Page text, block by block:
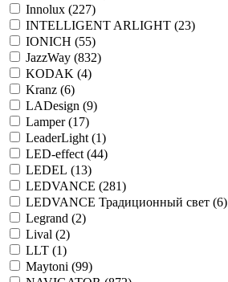
Innolux (227)
INTELLIGENT ARLIGHT (23)
IONICH (55)
JazzWay (832)
KODAK (4)
Kranz (6)
LADesign (9)
Lamper (17)
LeaderLight (1)
LED-effect (44)
LEDEL (13)
LEDVANCE (281)
LEDVANCE Традиционный свет (6)
Legrand (2)
Lival (2)
LLT (1)
Maytoni (99)